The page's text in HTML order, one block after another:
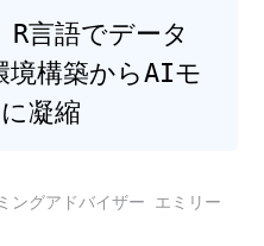
R言語でデータ
境構築からAIモ
凝縮
ングアドバイザー エミリー